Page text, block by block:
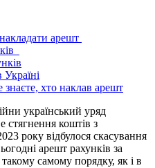
арешт
хто наклав арешт
український уряд
коштів з
року відбулося скасування
арешт рахунків за
самому порядку, як і в